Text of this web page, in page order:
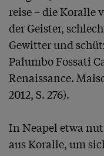
reise – die Koralle
der Geister,
Gewitter und
Palumbo Fossati
Renaissance.
2012, S. 276).
In Neapel etwa
aus Koralle, um